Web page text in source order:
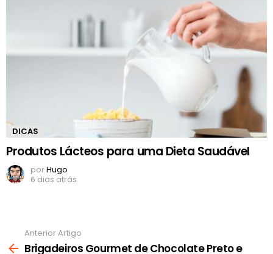
DICAS
Produtos Lácteos para uma Dieta Saudável
porHugo
6 dias atrás
mais
Anterior Artigo
Brigadeiros Gourmet de Chocolate Preto e